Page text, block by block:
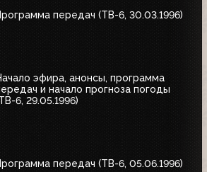
передач (ТВ-6, 30.03.1996)
эфира, анонсы, программа
и начало прогноза погоды
6, 29.05.1996)
передач (ТВ-6, 05.06.1996)